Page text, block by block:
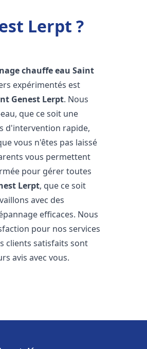
Lerpt ?
chauffe eau Saint
expérimentés est
Genest Lerpt. Nous
que ce soit une
d'intervention rapide,
vous n'êtes pas laissé
vous permettent
pour gérer toutes
Lerpt, que ce soit
avec des
efficaces. Nous
pour nos services
clients satisfaits sont
avis avec vous.